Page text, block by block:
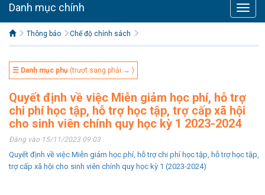
Toggle
Danh mục chính
Thông báo Chế độ chính sách
☰ Danh mục phụ (trượt sang phải → )
Quyết định về việc Miễn giảm học phí, hỗ trợ
chi phí học tập, hỗ trợ học tập, trợ cấp xã hội
cho sinh viên chính quy học kỳ 1 2023-2024
Đăng vào 15/11/2023 09:03
Quyết định về việc Miễn giảm học phí, hỗ trợ chi phí học tập, hỗ trợ học tập,
trợ cấp xã hội cho sinh viên chính quy học kỳ 1 (2023-2024)